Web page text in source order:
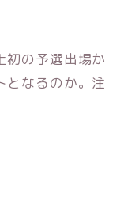
初の予選出場か
となるのか。注